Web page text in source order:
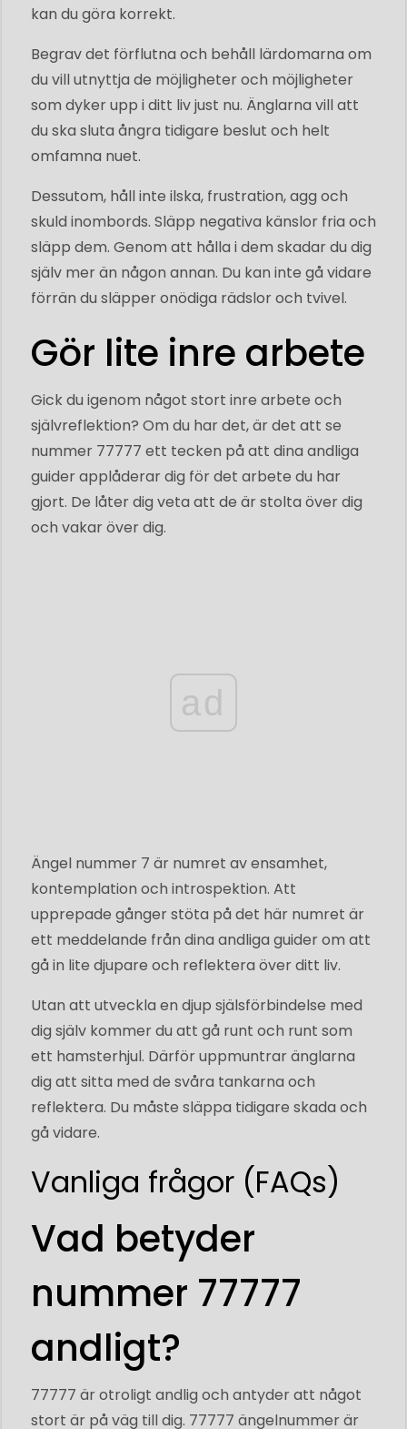
kan du göra korrekt.
Begrav det förflutna och behåll lärdomarna om
du vill utnyttja de möjligheter och möjligheter
som dyker upp i ditt liv just nu. Änglarna vill att
du ska sluta ångra tidigare beslut och helt
omfamna nuet.
Dessutom, håll inte ilska, frustration, agg och
skuld inombords. Släpp negativa känslor fria och
släpp dem. Genom att hålla i dem skadar du dig
själv mer än någon annan. Du kan inte gå vidare
förrän du släpper onödiga rädslor och tvivel.
Gör lite inre arbete
Gick du igenom något stort inre arbete och
självreflektion? Om du har det, är det att se
nummer 77777 ett tecken på att dina andliga
guider applåderar dig för det arbete du har
gjort. De låter dig veta att de är stolta över dig
och vakar över dig.
ad
Ängel nummer 7 är numret av ensamhet,
kontemplation och introspektion. Att
upprepade gånger stöta på det här numret är
ett meddelande från dina andliga guider om att
gå in lite djupare och reflektera över ditt liv.
Utan att utveckla en djup själsförbindelse med
dig själv kommer du att gå runt och runt som
ett hamsterhjul. Därför uppmuntrar änglarna
dig att sitta med de svåra tankarna och
reflektera. Du måste släppa tidigare skada och
gå vidare.
Vanliga frågor (FAQs)
Vad betyder
nummer 77777
andligt?
77777 är otroligt andlig och antyder att något
stort är på väg till dig. 77777 ängelnummer är